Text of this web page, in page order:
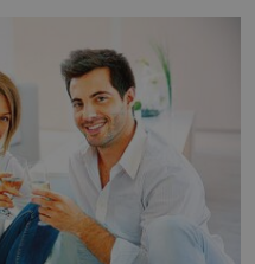
lžíce olivového oleje ✿ 1